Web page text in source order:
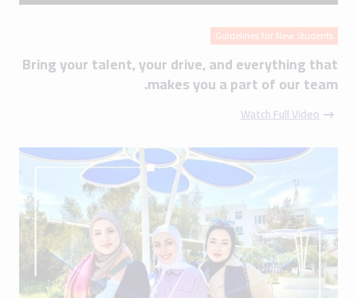
Guidelines for New Students
Bring your talent, your drive, and everything that
makes you a part of our team.
Watch Full Video